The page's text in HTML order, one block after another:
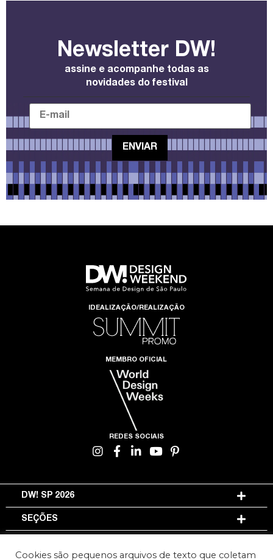
Newsletter DW!
assine e acompanhe todas as
novidades do festival
IDEALIZAÇÃO/REALIZAÇÃO
MEMBRO OFICIAL
REDES SOCIAIS
DW! SP 2026
SEÇÕES
Cookies são pequenos arquivos de texto que coletam